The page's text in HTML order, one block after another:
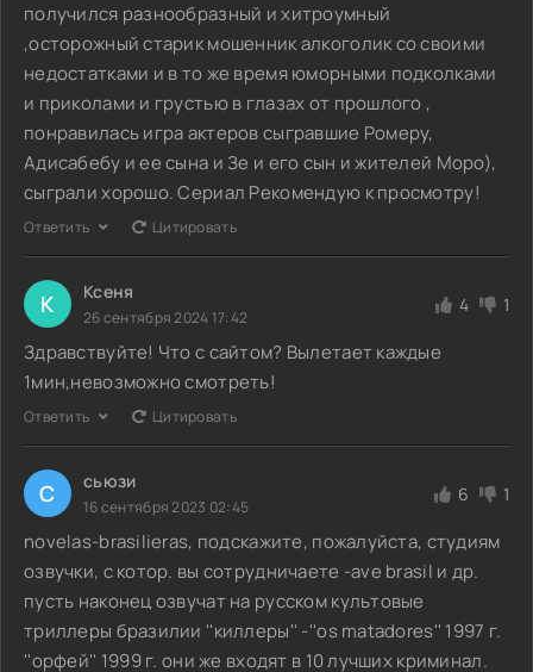
получился разнообразный и хитроумный
,осторожный старик мошенник алкоголик со своими
недостатками и в то же время юморными подколками
и приколами и грустью в глазах от прошлого ,
понравилась игра актеров сыгравшие Ромеру,
Адисабебу и ее сына и Зе и его сын и жителей Моро),
сыграли хорошо. Сериал Рекомендую к просмотру!
Ответить Цитировать
К Ксеня
26 сентября 2024 17:42
4 1
Здравствуйте! Что с сайтом? Вылетает каждые
1мин,невозможно смотреть!
Ответить Цитировать
С сьюзи
16 сентября 2023 02:45
6 1
novelas-brasilieras, подскажите, пожалуйста, студиям
озвучки, с котор. вы сотрудничаете -ave brasil и др.
пусть наконец озвучат на русском культовые
триллеры бразилии ''киллеры'' -''os matadores'' 1997 г.
''орфей'' 1999 г. они же входят в 10 лучших криминал.